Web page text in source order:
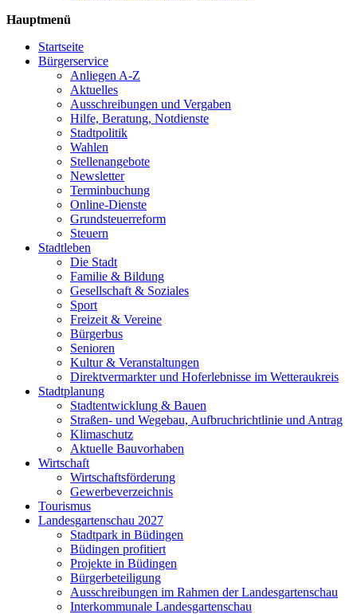
Hauptmenü
Startseite
Bürgerservice
Anliegen A-Z
Aktuelles
Ausschreibungen und Vergaben
Hilfe, Beratung, Notdienste
Stadtpolitik
Wahlen
Stellenangebote
Newsletter
Terminbuchung
Online-Dienste
Grundsteuerreform
Steuern
Stadtleben
Die Stadt
Familie & Bildung
Gesellschaft & Soziales
Sport
Freizeit & Vereine
Bürgerbus
Senioren
Kultur & Veranstaltungen
Direktvermarkter und Hoferlebnisse im Wetteraukreis
Stadtplanung
Stadtentwicklung & Bauen
Straßen- und Wegebau, Aufbruchrichtlinie und Antrag
Klimaschutz
Aktuelle Bauvorhaben
Wirtschaft
Wirtschaftsförderung
Gewerbeverzeichnis
Tourismus
Landesgartenschau 2027
Stadtpark in Büdingen
Büdingen profitiert
Projekte in Büdingen
Bürgerbeteiligung
Ausschreibungen im Rahmen der Landesgartenschau
Interkommunale Landesgartenschau